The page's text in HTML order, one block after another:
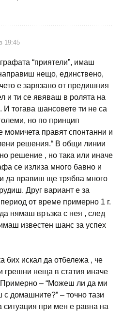
19:45
“приятели”, имаш
нещо, единствено,
е зарязано от предишния
и ти се явяваш в ролята на
И тогава шансовете ти не са
но по принцип
момичета правят спонтанни и
решения.“ В общи линии
решение , но така или иначе
се излиза много бавно и
и да правиш ще трябва много
Друг вариант е за
от време примерно 1 г.
нямаш връзка с нея , след
известен шанс за успех
бих искал да отбележа , че
грешни неща в статия иначе
– “Можеш ли да ми
с домашните?” – точно тази
ситуация при мен е равна на